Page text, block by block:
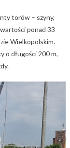
torów – szyny,
ponad 33
Wielkopolskim.
o długości 200 m,